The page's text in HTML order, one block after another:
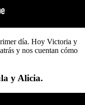
día. Hoy Victoria y
y nos cuentan cómo
y Alicia.